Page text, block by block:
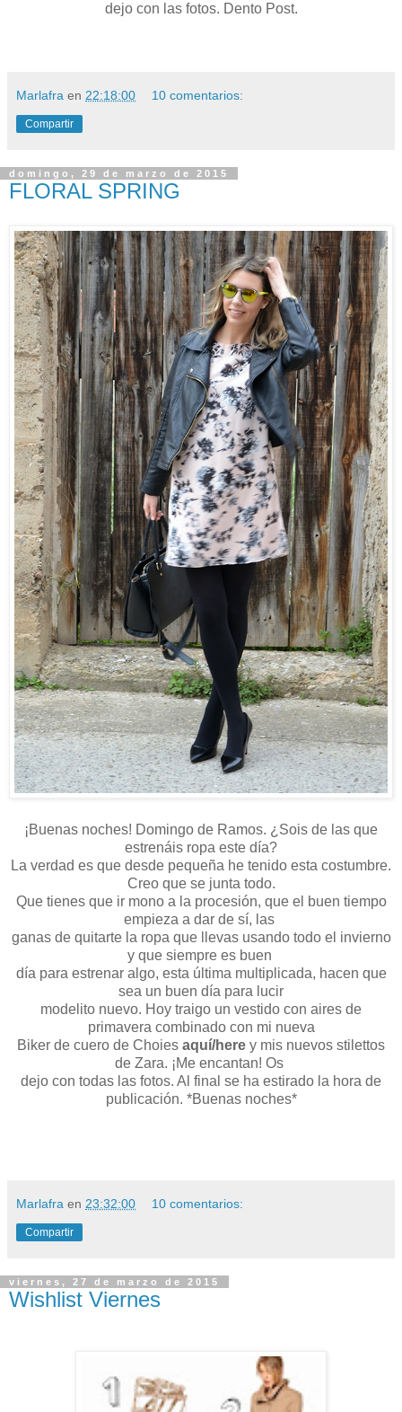
dejo con las fotos. Dento Post.
Marlafra en 22:18:00 10 comentarios:
Compartir
domingo, 29 de marzo de 2015
FLORAL SPRING
¡Buenas noches! Domingo de Ramos. ¿Sois de las que
estrenáis ropa este día?
La verdad es que desde pequeña he tenido esta costumbre.
Creo que se junta todo.
Que tienes que ir mono a la procesión, que el buen tiempo
empieza a dar de sí, las
ganas de quitarte la ropa que llevas usando todo el invierno
y que siempre es buen
día para estrenar algo, esta última multiplicada, hacen que
sea un buen día para lucir
modelito nuevo. Hoy traigo un vestido con aires de
primavera combinado con mi nueva
Biker de cuero de Choies aquí/here y mis nuevos stilettos
de Zara. ¡Me encantan! Os
dejo con todas las fotos. Al final se ha estirado la hora de
publicación. *Buenas noches*
Marlafra en 23:32:00 10 comentarios:
Compartir
viernes, 27 de marzo de 2015
Wishlist Viernes